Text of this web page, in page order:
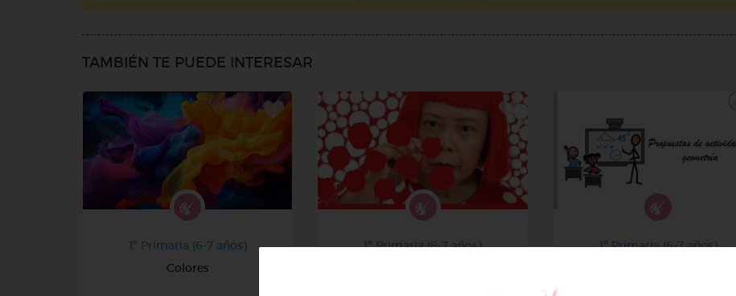
TAMBIÉN TE PUEDE INTERESAR
1º Primaria (6-7 años)
Colores
1º Primaria (6-7 años)
1º Primaria (6-7 años)